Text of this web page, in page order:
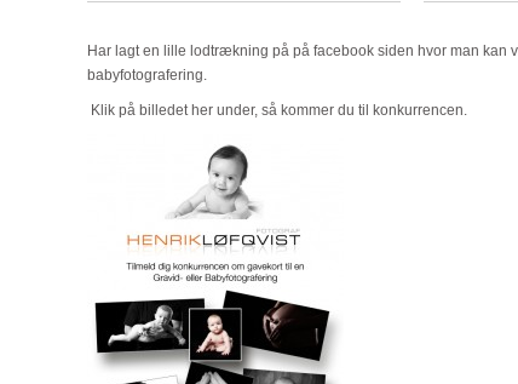
Har lagt en lille lodtrækning på på facebook siden hvor man kan
babyfotografering.
Klik på billedet her under, så kommer du til konkurrencen.